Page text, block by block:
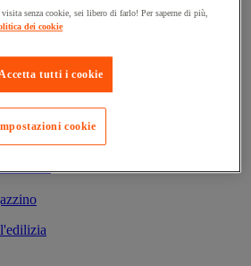
senza cookie, sei libero di farlo! Per saperne di più,
dei cookie
tutti i cookie
cookie